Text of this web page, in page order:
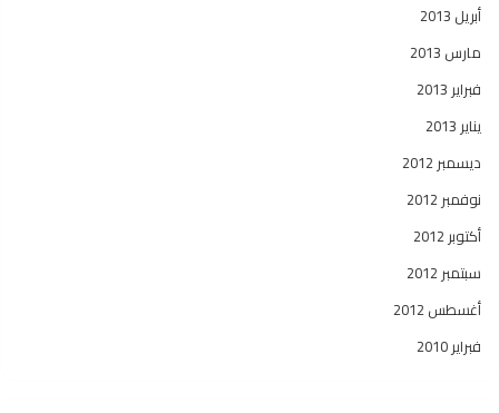
أبريل 2013
مارس 2013
فبراير 2013
يناير 2013
ديسمبر 2012
نوفمبر 2012
أكتوبر 2012
سبتمبر 2012
أغسطس 2012
فبراير 2010